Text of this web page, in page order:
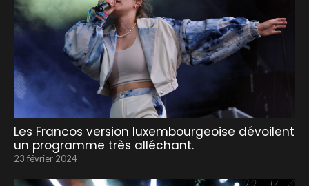
Les Francos version luxembourgeoise dévoilent
un programme très alléchant.
23 février 2024